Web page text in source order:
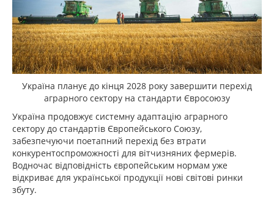
Україна планує до кінця 2028 року завершити перехід
аграрного сектору на стандарти Євросоюзу
Україна продовжує системну адаптацію аграрного
сектору до стандартів Європейського Союзу,
забезпечуючи поетапний перехід без втрати
конкурентоспроможності для вітчизняних фермерів.
Водночас відповідність європейським нормам уже
відкриває для української продукції нові світові ринки
збуту.